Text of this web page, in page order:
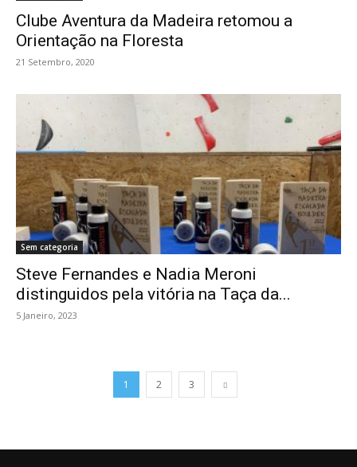
Clube Aventura da Madeira retomou a
Orientação na Floresta
21 Setembro, 2020
Sem categoria
Steve Fernandes e Nadia Meroni
distinguidos pela vitória na Taça da...
5 Janeiro, 2023
1 2 3